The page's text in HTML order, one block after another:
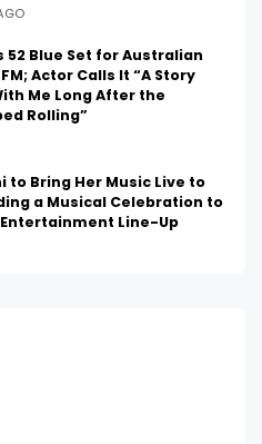
52 Blue Set for Australian
Actor Calls It “A Story
Me Long After the
Rolling”
to Bring Her Music Live to
a Musical Celebration to
Line-Up